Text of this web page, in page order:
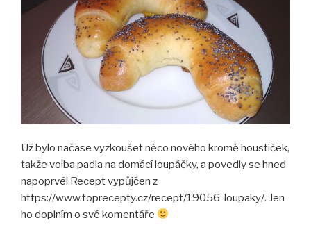
Už bylo načase vyzkoušet něco nového kromě houstiček,
takže volba padla na domácí loupáčky, a povedly se hned
napoprvé! Recept vypůjčen z
https://www.toprecepty.cz/recept/19056-loupaky/. Jen
ho doplním o své komentáře